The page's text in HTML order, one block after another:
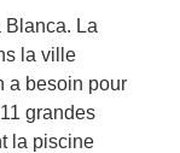
Blanca. La
la ville
a besoin pour
grandes
la piscine